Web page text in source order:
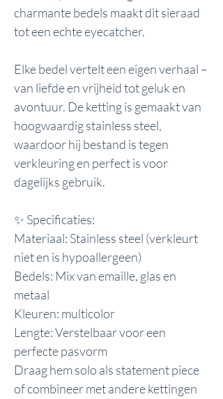
charmante bedels maakt dit sieraad
tot een echte eyecatcher.
Elke bedel vertelt een eigen verhaal –
van liefde en vrijheid tot geluk en
avontuur. De ketting is gemaakt van
hoogwaardig stainless steel,
waardoor hij bestand is tegen
verkleuring en perfect is voor
dagelijks gebruik.
✨ Specificaties:
Materiaal: Stainless steel (verkleurt
niet en is hypoallergeen)
Bedels: Mix van emaille, glas en
metaal
Kleuren: multicolor
Lengte: Verstelbaar voor een
perfecte pasvorm
Draag hem solo als statement piece
of combineer met andere kettingen